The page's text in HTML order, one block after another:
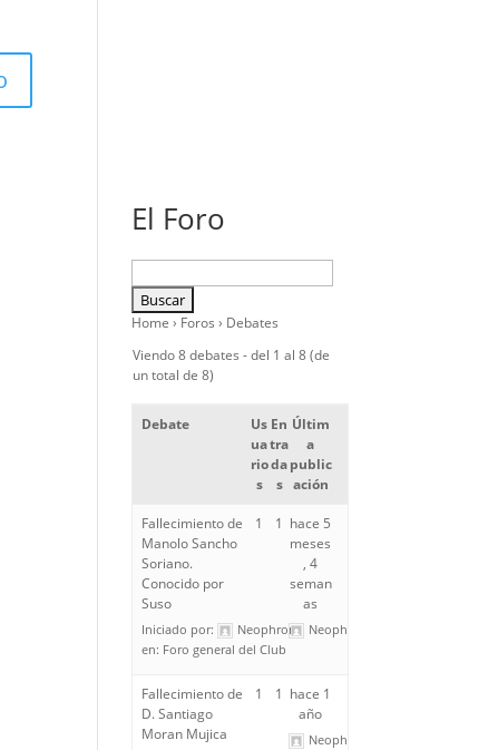
El Foro
Home › Foros › Debates
Viendo 8 debates - del 1 al 8 (de
un total de 8)
Debate
Us
ua
rio
s
En
tra
da
s
Últim
a
public
ación
Fallecimiento de
Manolo Sancho
Soriano.
Conocido por
Suso
Iniciado por:
Neophron
en: Foro general del Club
1 1 hace 5
meses
, 4
seman
as
Neophron
Fallecimiento de
D. Santiago
Moran Mujica
1 1 hace 1
año
Neophron